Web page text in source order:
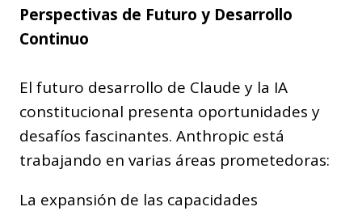
Perspectivas de Futuro y Desarrollo
Continuo
El futuro desarrollo de Claude y la IA
constitucional presenta oportunidades y
desafíos fascinantes. Anthropic está
trabajando en varias áreas prometedoras:
La expansión de las capacidades